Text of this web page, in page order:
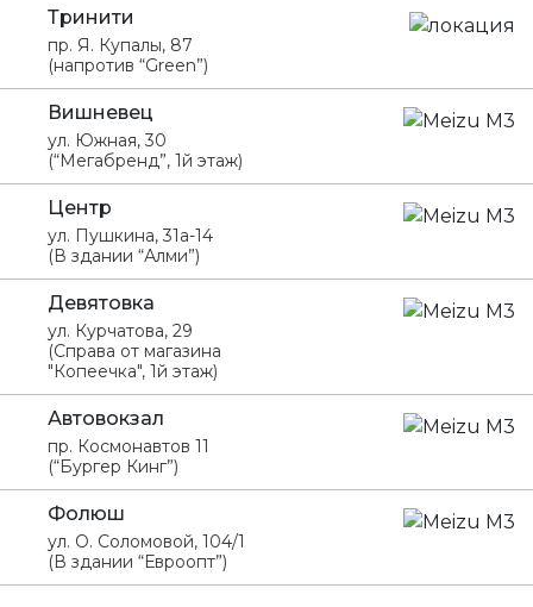
Тринити
пр. Я. Купалы, 87
(напротив “Green”)
Вишневец
ул. Южная, 30
(“Мегабренд”, 1й этаж)
Центр
ул. Пушкина, 31а-14
(В здании “Алми”)
Девятовка
ул. Курчатова, 29
(Справа от магазина
"Копеечка", 1й этаж)
Автовокзал
пр. Космонавтов 11
(“Бургер Кинг”)
Фолюш
ул. О. Соломовой, 104/1
(В здании “Евроопт”)